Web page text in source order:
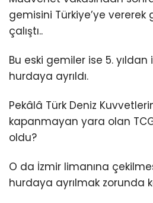
gemisini Türkiye’ye
çalıştı..
Bu eski gemiler ise 5. yıldan
hurdaya ayrıldı.
Pekâlâ Türk Deniz
kapanmayan yara olan
oldu?
O da İzmir limanına
hurdaya ayrılmak zorunda